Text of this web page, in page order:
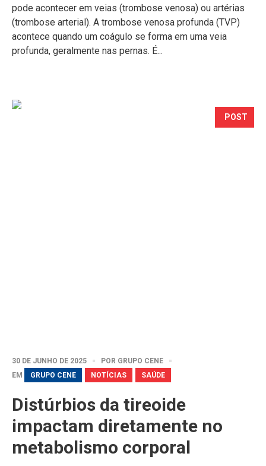
pode acontecer em veias (trombose venosa) ou artérias
(trombose arterial). A trombose venosa profunda (TVP)
acontece quando um coágulo se forma em uma veia
profunda, geralmente nas pernas. É...
POST
30 DE JUNHO DE 2025 POR GRUPO CENE
EM
GRUPO CENE NOTÍCIAS SAÚDE
Distúrbios da tireoide
impactam diretamente no
metabolismo corporal